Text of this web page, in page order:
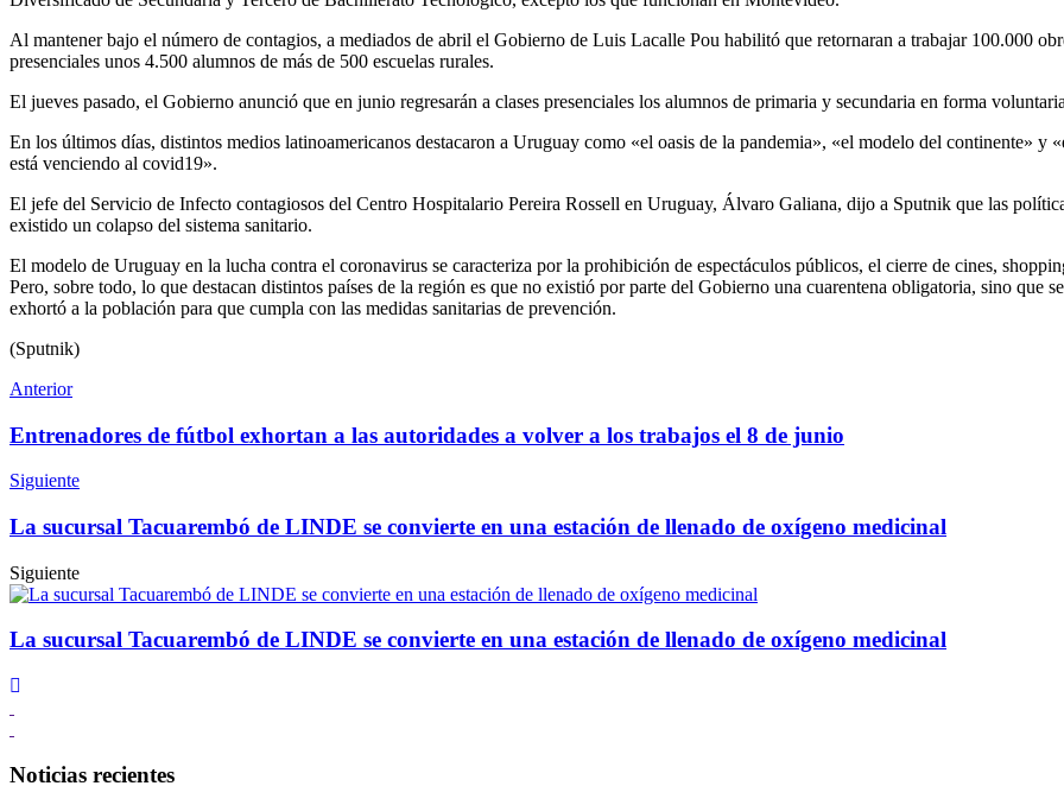
Al mantener bajo el número de contagios, a mediados de abril el Gobierno de Luis Lacalle Pou habilitó que retornaran a trabajar 100.000
presenciales unos 4.500 alumnos de más de 500 escuelas rurales.
El jueves pasado, el Gobierno anunció que en junio regresarán a clases presenciales los alumnos de primaria y secundaria en forma
En los últimos días, distintos medios latinoamericanos destacaron a Uruguay como «el oasis de la pandemia», «el modelo del continente» y
está venciendo al covid19».
El jefe del Servicio de Infecto contagiosos del Centro Hospitalario Pereira Rossell en Uruguay, Álvaro Galiana, dijo a Sputnik que las
existido un colapso del sistema sanitario.
El modelo de Uruguay en la lucha contra el coronavirus se caracteriza por la prohibición de espectáculos públicos, el cierre de cines,
Pero, sobre todo, lo que destacan distintos países de la región es que no existió por parte del Gobierno una cuarentena obligatoria, sino que se
exhortó a la población para que cumpla con las medidas sanitarias de prevención.
(Sputnik)
Anterior
Entrenadores de fútbol exhortan a las autoridades a volver a los trabajos el 8 de junio
Siguiente
La sucursal Tacuarembó de LINDE se convierte en una estación de llenado de oxígeno medicinal
Siguiente
La sucursal Tacuarembó de LINDE se convierte en una estación de llenado de oxígeno medicinal
Noticias recientes